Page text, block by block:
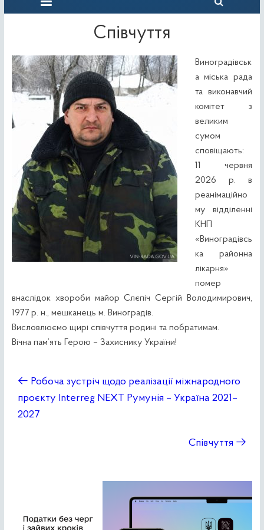
Співчуття
Виноградівськ
а міська рада
та виконавчий
комітет з
великим
сумом
сповіщають:
11 червня
2026 р. в
реанімаційно
му відділенні
КНП
«Виноградівсь
ка районна
лікарня»
помер
внаслідок хвороби майор Слєпіч Сергій Володимирович,
1977 р. н., мешканець м. Виноградів.
Висловлюємо щирі співчуття родині та побратимам.
Вічна пам’ять Герою – Захиснику України!
← Робоча зустріч щодо реалізації міжнародного
проєкту Interreg NEXT Румунія – Україна 2021–
2027
Співчуття →